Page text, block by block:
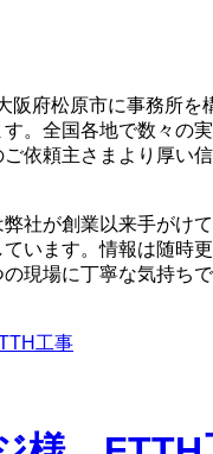
阪府松原市に事務所を
。全国各地で数々の実
依頼主さまより厚い
社が創業以来手がけ
います。情報は随時
現場に丁寧な気持ち